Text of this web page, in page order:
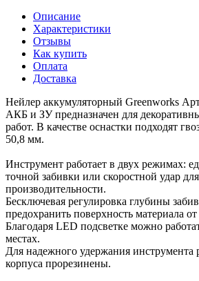
Описание
Характеристики
Отзывы
Как купить
Оплата
Доставка
Нейлер аккумуляторный Greenworks
АКБ и ЗУ предназначен для
работ. В качестве оснастки подходят
50,8 мм.
Инструмент работает в двух режимах:
точной забивки или скоростной удар
производительности.
Бесключевая регулировка глубины
предохранить поверхность материала
Благодаря LED подсветке можно
местах.
Для надежного удержания инструмента
корпуса прорезинены.